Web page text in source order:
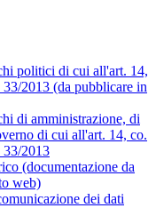
politici di cui all'art. 14,
2013 (da pubblicare in
di amministrazione, di
di cui all'art. 14, co.
33/2013
(documentazione da
web)
dei dati